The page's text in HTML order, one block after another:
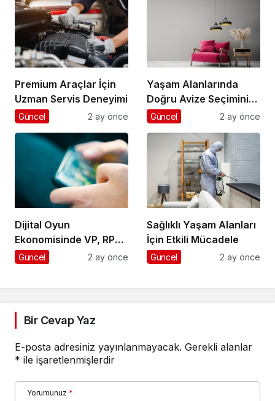
Premium Araçlar İçin
Uzman Servis Deneyimi
Güncel 2 ay önce
Yaşam Alanlarında
Doğru Avize Seçiminin
Önemi
Güncel 2 ay önce
Dijital Oyun
Ekonomisinde VP, RP
ve UC Rehberi
Güncel 2 ay önce
Sağlıklı Yaşam Alanları
İçin Etkili Mücadele
Güncel 2 ay önce
Bir Cevap Yaz
E-posta adresiniz yayınlanmayacak. Gerekli alanlar
* ile işaretlenmişlerdir
Yorumunuz *